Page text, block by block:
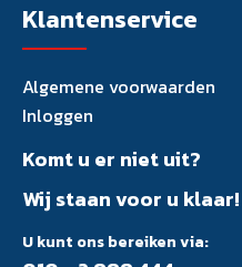
Klantenservice
Algemene voorwaarden
Inloggen
Komt u er niet uit?
Wij staan voor u klaar!
U kunt ons bereiken via: